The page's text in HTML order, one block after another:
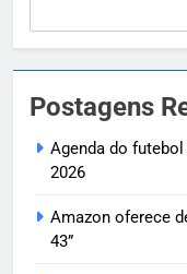
Postagens
Agenda do
2026
Amazon oferece
43”